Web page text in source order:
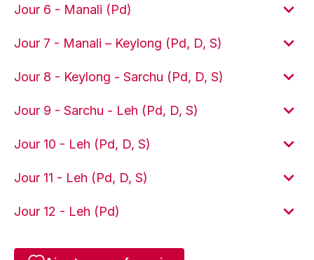
Jour 6 - Manali (Pd)
Jour 7 - Manali – Keylong (Pd, D, S)
Jour 8 - Keylong - Sarchu (Pd, D, S)
Jour 9 - Sarchu - Leh (Pd, D, S)
Jour 10 - Leh (Pd, D, S)
Jour 11 - Leh (Pd, D, S)
Jour 12 - Leh (Pd)